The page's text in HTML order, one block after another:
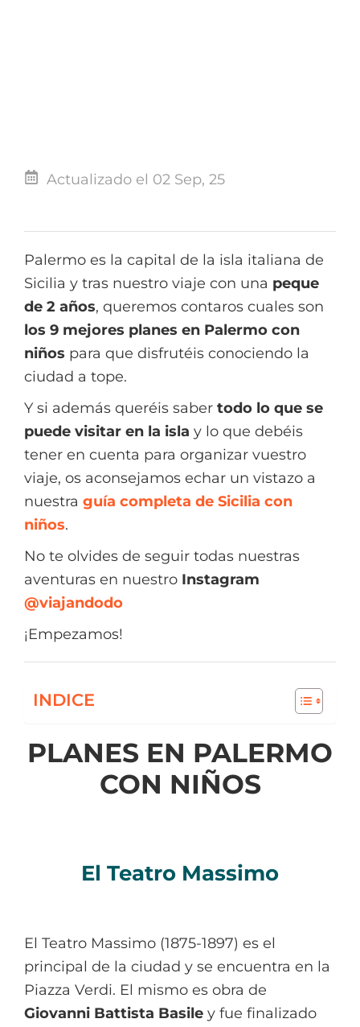
Actualizado el 02 Sep, 25
Palermo es la capital de la isla italiana de
Sicilia y tras nuestro viaje con una peque
de 2 años, queremos contaros cuales son
los 9 mejores planes en Palermo con
niños para que disfrutéis conociendo la
ciudad a tope.
Y si además queréis saber todo lo que se
puede visitar en la isla y lo que debéis
tener en cuenta para organizar vuestro
viaje, os aconsejamos echar un vistazo a
nuestra guía completa de Sicilia con
niños.
No te olvides de seguir todas nuestras
aventuras en nuestro Instagram
@viajandodo
¡Empezamos!
INDICE
PLANES EN PALERMO
CON NIÑOS
El Teatro Massimo
El Teatro Massimo (1875-1897) es el
principal de la ciudad y se encuentra en la
Piazza Verdi. El mismo es obra de
Giovanni Battista Basile y fue finalizado